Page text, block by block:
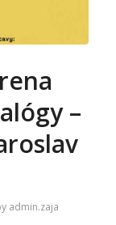
–
admin.zaja